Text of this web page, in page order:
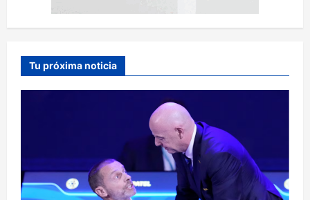
Tu próxima noticia